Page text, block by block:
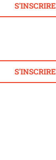
S'INSCRIRE
S'INSCRIRE